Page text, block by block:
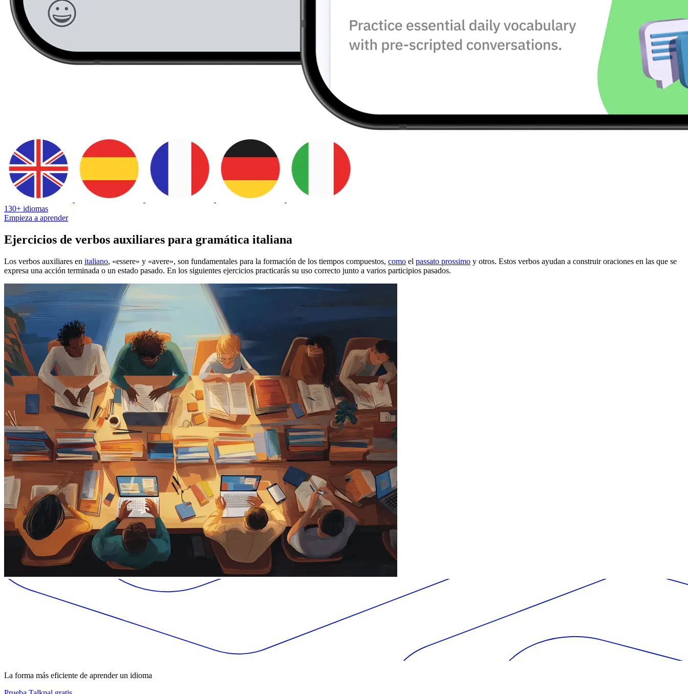
130+ idiomas
Empieza a aprender
Ejercicios de verbos auxiliares para gramática italiana
Los verbos auxiliares en italiano, «essere» y «avere», son fundamentales para la formación de los tiempos compuestos, como el passato prossimo y otros. Estos verbos ayudan a construir oraciones en las que se
expresa una acción terminada o un estado pasado. En los siguientes ejercicios practicarás su uso correcto junto a varios participios pasados.
La forma más eficiente de aprender un idioma